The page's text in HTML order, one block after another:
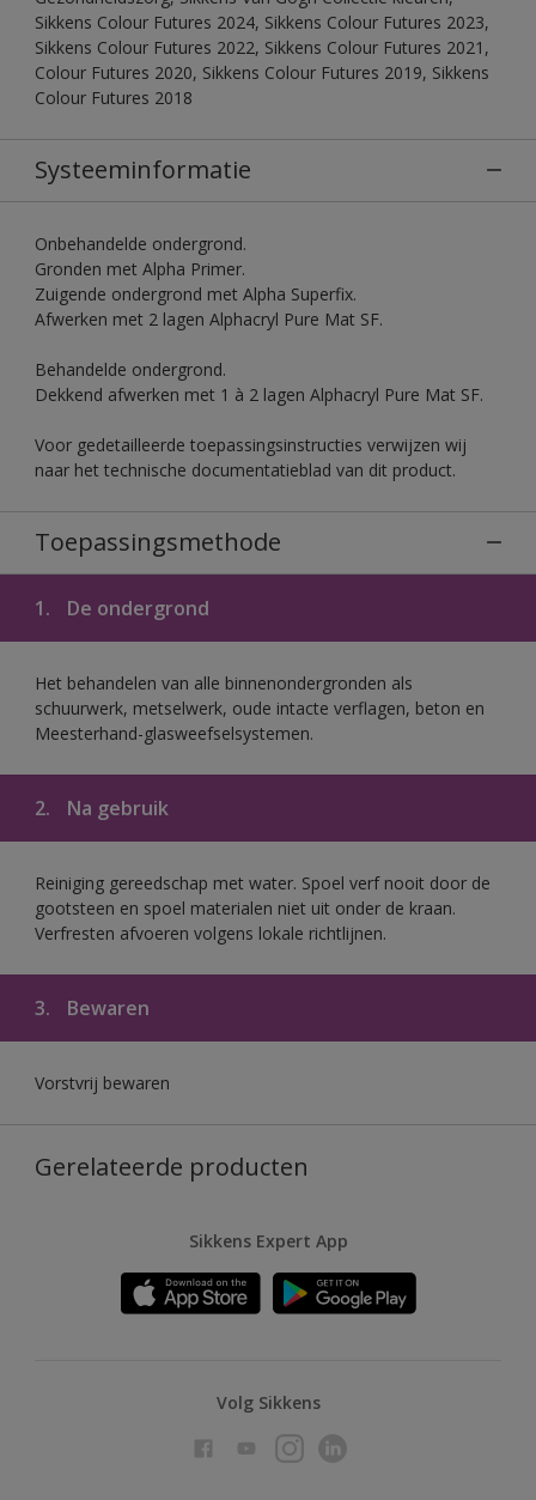
Sikkens Colour Futures 2024, Sikkens Colour Futures 2023,
Sikkens Colour Futures 2022, Sikkens Colour Futures 2021,
Colour Futures 2020, Sikkens Colour Futures 2019, Sikkens
Colour Futures 2018
Systeeminformatie
Onbehandelde ondergrond.
Gronden met Alpha Primer.
Zuigende ondergrond met Alpha Superfix.
Afwerken met 2 lagen Alphacryl Pure Mat SF.
Behandelde ondergrond.
Dekkend afwerken met 1 à 2 lagen Alphacryl Pure Mat SF.
Voor gedetailleerde toepassingsinstructies verwijzen wij
naar het technische documentatieblad van dit product.
Toepassingsmethode
1. De ondergrond
Het behandelen van alle binnenondergronden als
schuurwerk, metselwerk, oude intacte verflagen, beton en
Meesterhand-glasweefselsystemen.
2. Na gebruik
Reiniging gereedschap met water. Spoel verf nooit door de
gootsteen en spoel materialen niet uit onder de kraan.
Verfresten afvoeren volgens lokale richtlijnen.
3. Bewaren
Vorstvrij bewaren
Gerelateerde producten
Sikkens Expert App
Volg Sikkens